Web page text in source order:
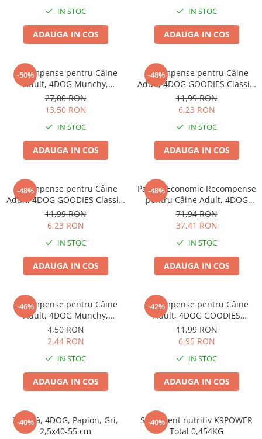
Haine Câini
Zgărzi & HamuriIN STOC
ADAUGA IN COS
IN STOC
ADAUGA IN COS
-50%
Recompense pentru Câine
Adult, 4DOG Munchy,
Batoane, Vită, 12.5cm, 100
bucăți
27,00 RON
13,50 RON
IN STOC
ADAUGA IN COS
-48%
Recompense pentru Câine
Adult, 4DOG GOODIES Classic,
Strips de Pui, 100g
11,99 RON
6,23 RON
IN STOC
ADAUGA IN COS
-48%
Recompense pentru Câine
Adult, 4DOG GOODIES Classic,
Sticks cu Pui și Orez, 100g
11,99 RON
6,23 RON
IN STOC
ADAUGA IN COS
-48%
Pachet Economic Recompense
pentru Câine Adult, 4DOG
GOODIES Barbecue, Cotlete
de Miel, 6x100g
71,94 RON
37,41 RON
IN STOC
ADAUGA IN COS
-46%
Recompense pentru Câine
Adult, 4DOG Munchy,
Batoane, Vită, 12.5cm, 10
bucăți
4,50 RON
2,44 RON
IN STOC
ADAUGA IN COS
-42%
Recompense pentru Câine
Adult, 4DOG GOODIES
Barbecue, Cotlete de Miel,
100g
11,99 RON
6,95 RON
IN STOC
ADAUGA IN COS
-40%
Zgardă, 4DOG, Papion, Gri,
2,5x40-55 cm
-40%
Supliment nutritiv K9POWER
Total 0,454KG